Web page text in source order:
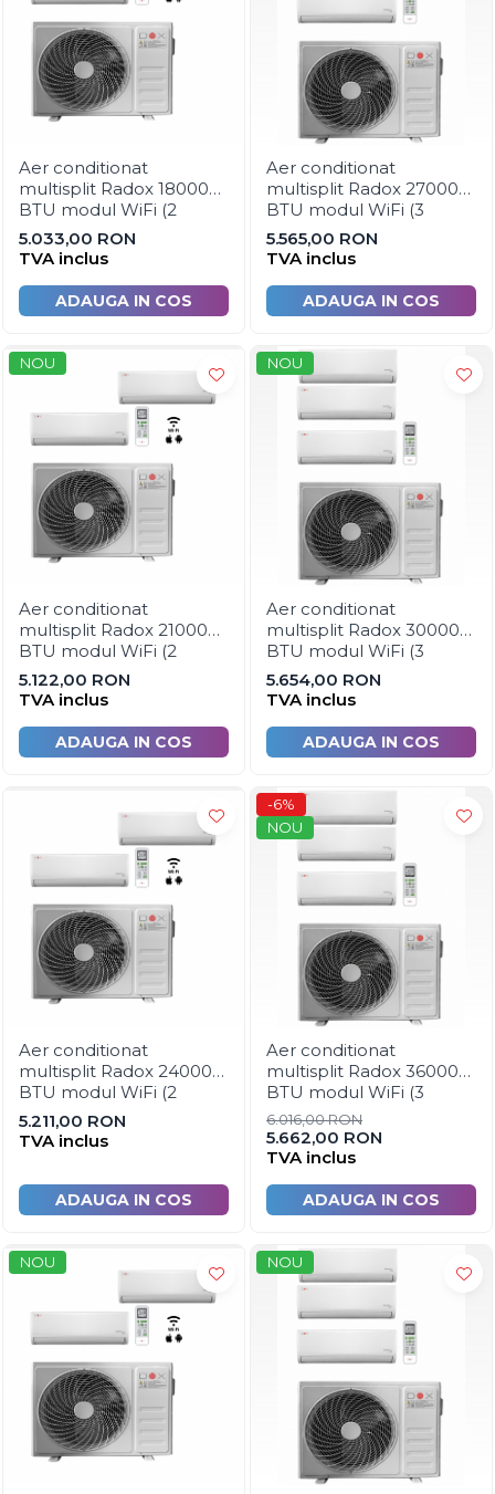
Accesorii cazi si cabine de dus
Articole sanitare
Uscatoare pentru maini
Echipamente pentru irigatii
Kit irigare gradina
Teava pentru irigatii
Fitinguri pentru irigatii
Robinete
Banda de picurare
Picurator irigatii
Aspersoare gazon & gradina
Duze pentru irigare gazon
Automatizari irigatii
Camin distribuitor
Scule montaj irigatii
Solutii pentru tratarea tevilor de
irigat
Casa si gradina
Mobilier gradina si terasa
Scule si unelte gradina
Geocelule terasamente
Pavele ecologice
Plase umbrire si antiinghet
Electrice
Surse de iluminat
Corpuri de iluminat
Cabluri si conductori
Aparataje
Scule si dispozitive de lucru
Scule si echipamente pentru
constructii
Dispozitive pentru prelucrarea
Masini de gaurit si insurubat
Polizoare
Pistoale de vopsit
Pistoale si capsatoare
Aer conditionat
multisplit Radox 18000
BTU modul WiFi (2
unitati interioare x 9000
BTU si UE 27000 BTU)
5.033,00 RON
TVA inclus
ADAUGA IN COS
Aer conditionat
multisplit Radox 27000
BTU modul WiFi (3
unitati interioare x 9000
BTU si UE 27000 BTU)
5.565,00 RON
TVA inclus
ADAUGA IN COS
NOU
Aer conditionat
multisplit Radox 21000
BTU modul WiFi (2
unitati interioare 1 x 9000
BTU + 1 x 12000 BTU si
5.122,00 RON
TVA inclus
ADAUGA IN COS
NOU
Aer conditionat
multisplit Radox 30000
BTU modul WiFi (3
unitati interioare 2 x
9000 BTU + 1 x 12000
5.654,00 RON
TVA inclus
ADAUGA IN COS
Aer conditionat
multisplit Radox 24000
BTU modul WiFi (2
unitati interioare x 12000
BTU si UE 27000 BTU )
5.211,00 RON
TVA inclus
ADAUGA IN COS
-6%
NOU
Aer conditionat
multisplit Radox 36000
BTU modul WiFi (3
unitati interioare 2 x
9000 BTU si 1 x 18000
BTU si UE 27000 BTU)
6.016,00 RON
5.662,00 RON
TVA inclus
ADAUGA IN COS
NOU NOU